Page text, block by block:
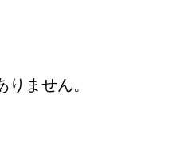
ません。